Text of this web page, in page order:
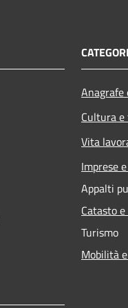
Cultura
Vita
Imprese
Appalti
Catasto
Turismo
Mobilità